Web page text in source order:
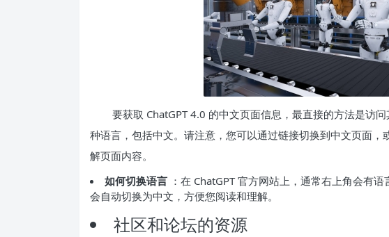
要获取 ChatGPT 4.0 的中文页面信息，最直接的方法是访
种语言，包括中文。请注意，您可以通过链接切换到中文页面
解页面内容。
如何切换语言 ：在 ChatGPT 官方网站上，通常右上角会有
会自动切换为中文，方便您阅读和理解。
社区和论坛的资源